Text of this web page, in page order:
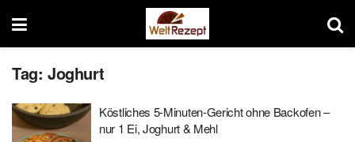
Tag: Joghurt
Köstliches 5-Minuten-Gericht ohne Backofen –
nur 1 Ei, Joghurt & Mehl